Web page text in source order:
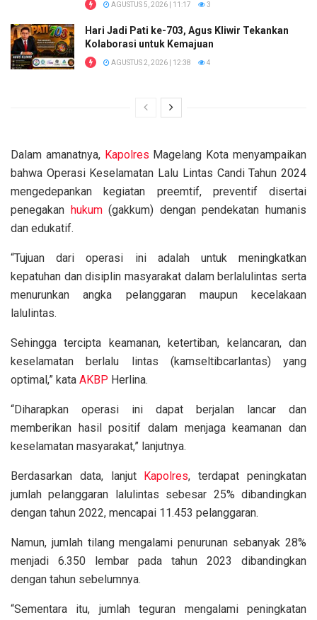
AGUSTUS 5, 2026 | 11:17 3
Hari Jadi Pati ke-703, Agus Kliwir Tekankan
Kolaborasi untuk Kemajuan
AGUSTUS 2, 2026 | 12:38 4
Dalam amanatnya, Kapolres Magelang Kota menyampaikan
bahwa Operasi Keselamatan Lalu Lintas Candi Tahun 2024
mengedepankan kegiatan preemtif, preventif disertai
penegakan hukum(gakkum) dengan pendekatan humanis
dan edukatif.
“Tujuan dari operasi ini adalah untuk meningkatkan
kepatuhan dan disiplin masyarakat dalam berlalulintas serta
menurunkan angka pelanggaran maupun kecelakaan
lalulintas.
Sehingga tercipta keamanan, ketertiban, kelancaran, dan
keselamatan berlalu lintas (kamseltibcarlantas) yang
optimal,” kata AKBP Herlina.
“Diharapkan operasi ini dapat berjalan lancar dan
memberikan hasil positif dalam menjaga keamanan dan
keselamatan masyarakat,” lanjutnya.
Berdasarkan data, lanjut Kapolres, terdapat peningkatan
jumlah pelanggaran lalulintas sebesar 25% dibandingkan
dengan tahun 2022, mencapai 11.453 pelanggaran.
Namun, jumlah tilang mengalami penurunan sebanyak 28%
menjadi 6.350 lembar pada tahun 2023 dibandingkan
dengan tahun sebelumnya.
“Sementara itu, jumlah teguran mengalami peningkatan